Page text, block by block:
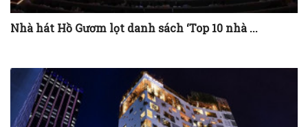
Nhà hát Hồ Gươm lọt danh sách ‘Top 10 nhà ...